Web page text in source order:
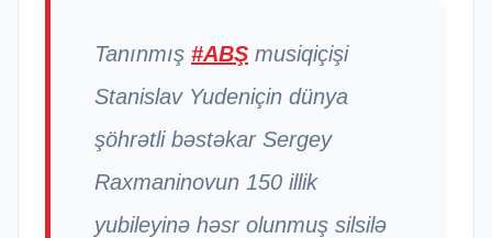
Tanınmış #ABŞ musiqiçişi
Stanislav Yudeniçin dünya
şöhrətli bəstəkar Sergey
Raxmaninovun 150 illik
yubileyinə həsr olunmuş silsilə